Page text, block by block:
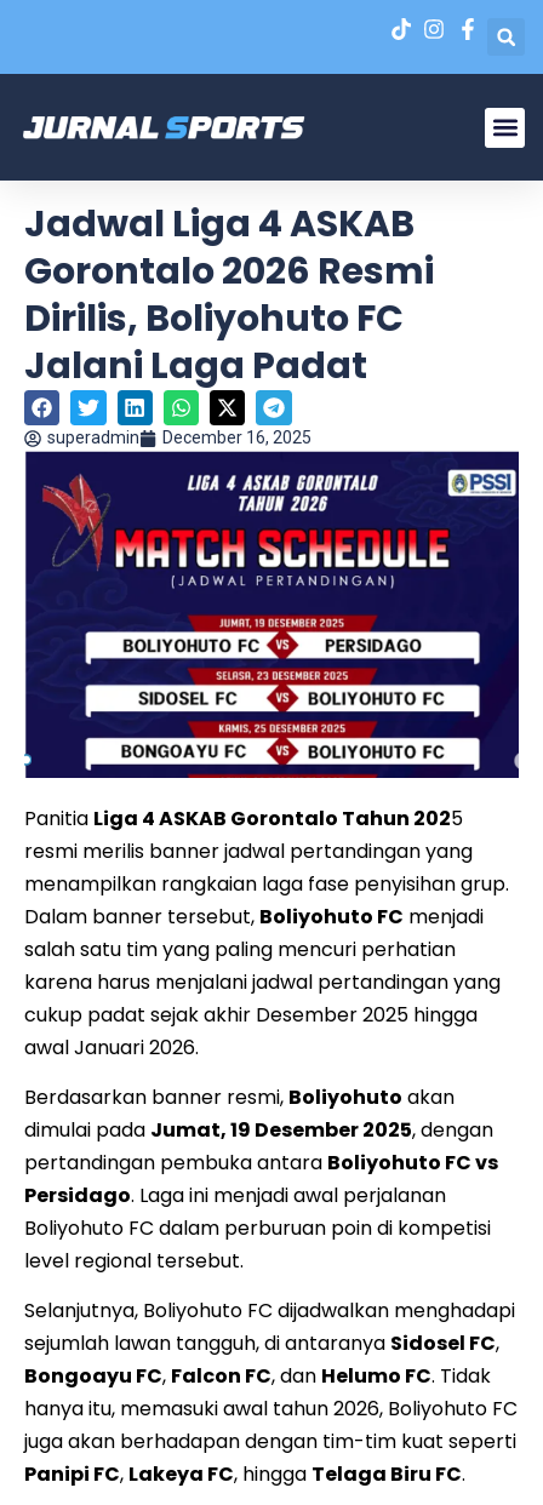
Jadwal Liga 4 ASKAB
Gorontalo 2026 Resmi
Dirilis, Boliyohuto FC
Jalani Laga Padat
superadmin December 16, 2025
Panitia Liga 4 ASKAB Gorontalo Tahun 2025
resmi merilis banner jadwal pertandingan yang
menampilkan rangkaian laga fase penyisihan grup.
Dalam banner tersebut, Boliyohuto FC menjadi
salah satu tim yang paling mencuri perhatian
karena harus menjalani jadwal pertandingan yang
cukup padat sejak akhir Desember 2025 hingga
awal Januari 2026.
Berdasarkan banner resmi, Boliyohuto akan
dimulai pada Jumat, 19 Desember 2025, dengan
pertandingan pembuka antara Boliyohuto FC vs
Persidago. Laga ini menjadi awal perjalanan
Boliyohuto FC dalam perburuan poin di kompetisi
level regional tersebut.
Selanjutnya, Boliyohuto FC dijadwalkan menghadapi
sejumlah lawan tangguh, di antaranya Sidosel FC,
Bongoayu FC, Falcon FC, dan Helumo FC. Tidak
hanya itu, memasuki awal tahun 2026, Boliyohuto FC
juga akan berhadapan dengan tim-tim kuat seperti
Panipi FC, Lakeya FC, hingga Telaga Biru FC.